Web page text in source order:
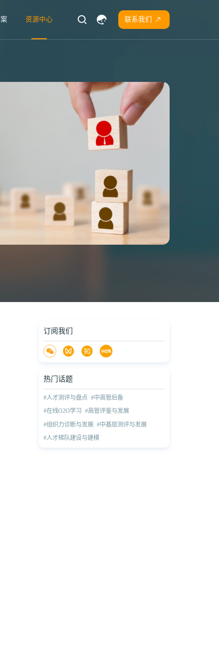
资源中心 联系我们
订阅我们
热门话题
#人才测评与盘点 #中高管后备
#在线O2O学习 #高管评鉴与发展
#组织力诊断与发展 #中基层测评与发展
#人才梯队建设与建模